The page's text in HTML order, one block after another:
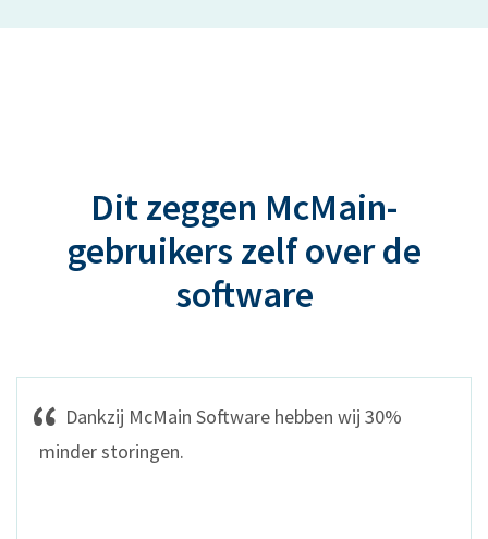
Dit zeggen McMain-
gebruikers zelf over de
software
Dankzij McMain Software hebben wij 30%
minder storingen.